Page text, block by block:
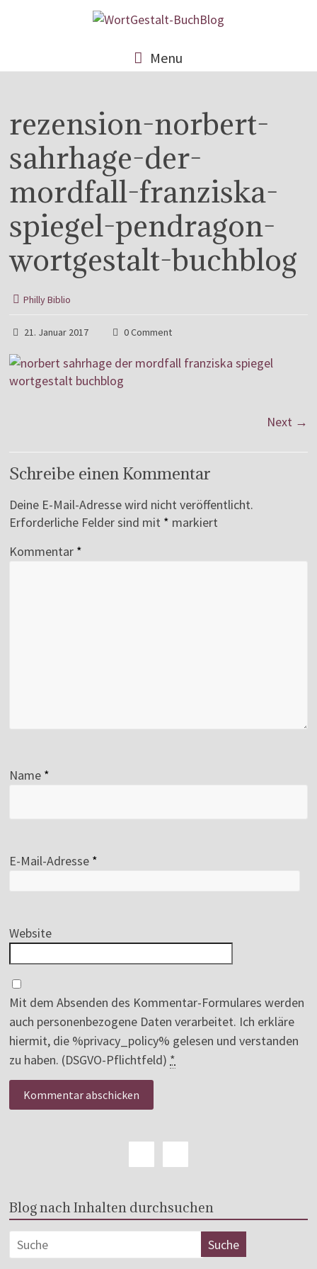
Menu
rezension-norbert-
sahrhage-der-
mordfall-franziska-
spiegel-pendragon-
wortgestalt-buchblog
Philly Biblio
21. Januar 2017 0 Comment
Next →
Schreibe einen Kommentar
Deine E-Mail-Adresse wird nicht veröffentlicht.
Erforderliche Felder sind mit * markiert
Kommentar *
Name *
E-Mail-Adresse *
Website
Mit dem Absenden des Kommentar-Formulares werden
auch personenbezogene Daten verarbeitet. Ich erkläre
hiermit, die %privacy_policy% gelesen und verstanden
zu haben. (DSGVO-Pflichtfeld) *
Blog nach Inhalten durchsuchen